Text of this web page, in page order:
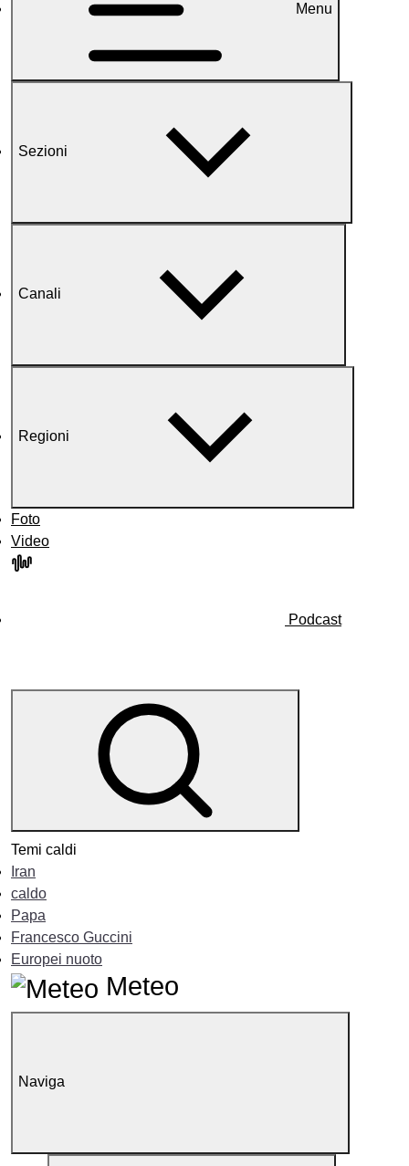
Menu
Sezioni
Canali
Regioni
Foto
Video
Podcast
Temi caldi
Iran
caldo
Papa
Francesco Guccini
Europei nuoto
Meteo
Naviga